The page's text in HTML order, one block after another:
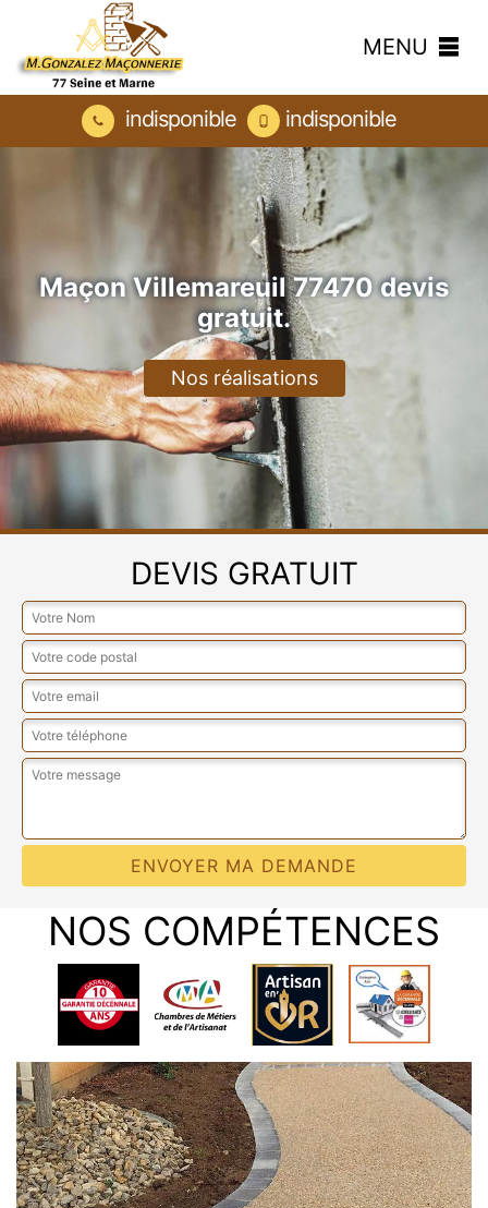
MENU
indisponible indisponible
Maçon Villemareuil 77470 devis
gratuit.
Nos réalisations
DEVIS GRATUIT
NOS COMPÉTENCES